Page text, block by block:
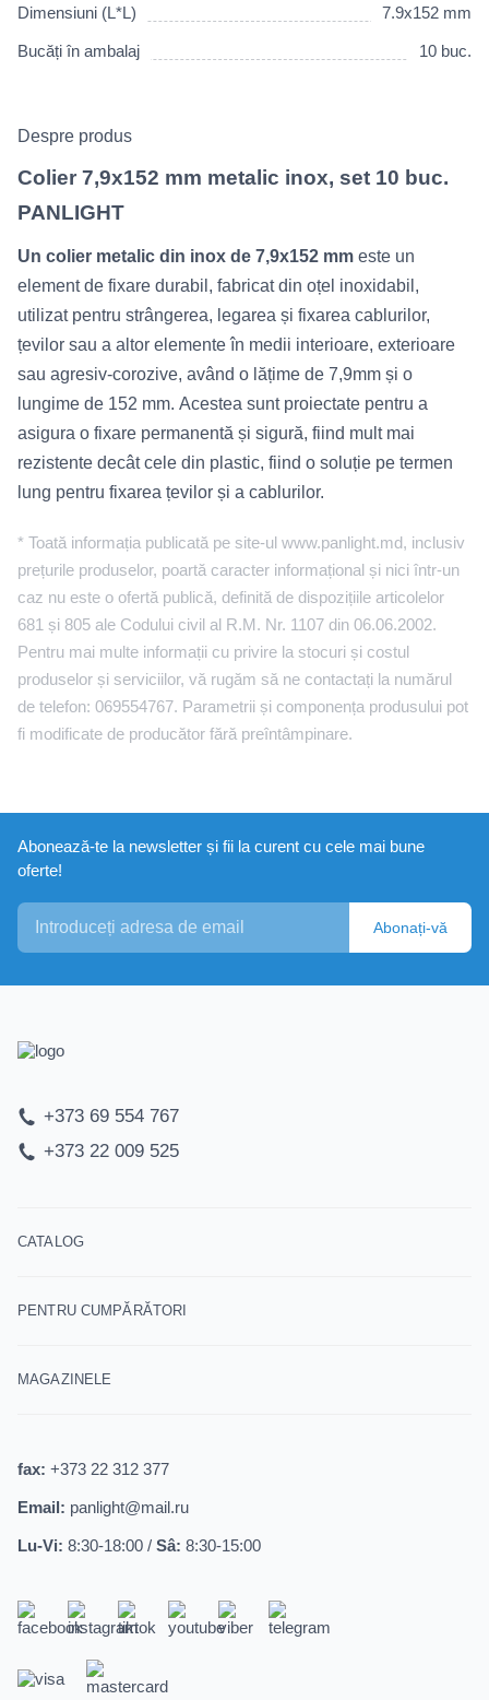
Dimensiuni (L*L) 7.9x152 mm
Bucăți în ambalaj 10 buc.
Despre produs
Colier 7,9x152 mm metalic inox, set 10 buc.
PANLIGHT
Un colier metalic din inox de 7,9x152 mm este un
element de fixare durabil, fabricat din oțel inoxidabil,
utilizat pentru strângerea, legarea și fixarea cablurilor,
țevilor sau a altor elemente în medii interioare, exterioare
sau agresiv-corozive, având o lățime de 7,9mm și o
lungime de 152 mm. Acestea sunt proiectate pentru a
asigura o fixare permanentă și sigură, fiind mult mai
rezistente decât cele din plastic, fiind o soluție pe termen
lung pentru fixarea țevilor și a cablurilor.
* Toată informația publicată pe site-ul www.panlight.md, inclusiv
prețurile produselor, poartă caracter informațional și nici într-un
caz nu este o ofertă publică, definită de dispozițiile articolelor
681 și 805 ale Codului civil al R.M. Nr. 1107 din 06.06.2002.
Pentru mai multe informații cu privire la stocuri și costul
produselor și serviciilor, vă rugăm să ne contactați la numărul
de telefon: 069554767. Parametrii și componența produsului pot
fi modificate de producător fără preîntâmpinare.
Abonează-te la newsletter și fii la curent cu cele mai bune
oferte!
Abonați-vă
+373 69 554 767
+373 22 009 525
CATALOG
PENTRU CUMPĂRĂTORI
MAGAZINELE
fax: +373 22 312 377
Email: panlight@mail.ru
Lu-Vi: 8:30-18:00 / Sâ: 8:30-15:00